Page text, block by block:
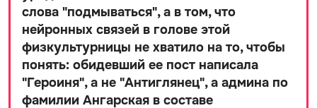
слова "подмываться", а в том, что
нейронных связей в голове этой
физкультурницы не хватило на то, чтобы
понять: обидевший ее пост написала
"Героиня", а не "Антиглянец", а админа по
фамилии Ангарская в составе